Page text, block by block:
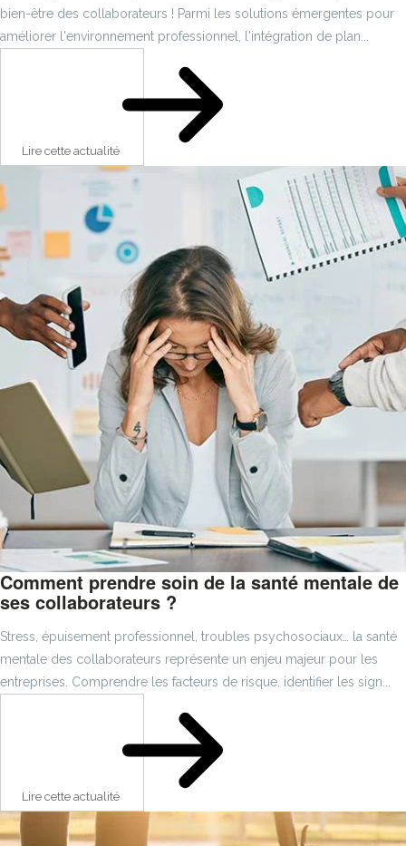
bien-être des collaborateurs ! Parmi les solutions émergentes pour
améliorer l'environnement professionnel, l'intégration de plan...
Lire cette actualité
Comment prendre soin de la santé mentale de
ses collaborateurs ?
Stress, épuisement professionnel, troubles psychosociaux… la santé
mentale des collaborateurs représente un enjeu majeur pour les
entreprises. Comprendre les facteurs de risque, identifier les sign...
Lire cette actualité